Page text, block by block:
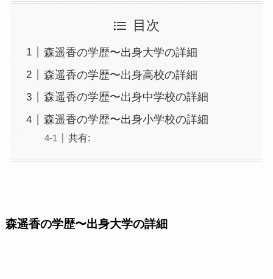
目次
森遥香の学歴〜出身大学の詳細
森遥香の学歴〜出身高校の詳細
森遥香の学歴〜出身中学校の詳細
森遥香の学歴〜出身小学校の詳細
共有:
森遥香の学歴〜出身大学の詳細